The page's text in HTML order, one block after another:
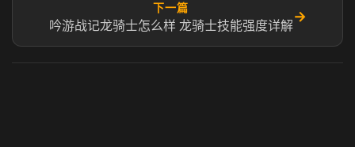
下一篇
吟游战记龙骑士怎么样 龙骑士技能强度详解
→